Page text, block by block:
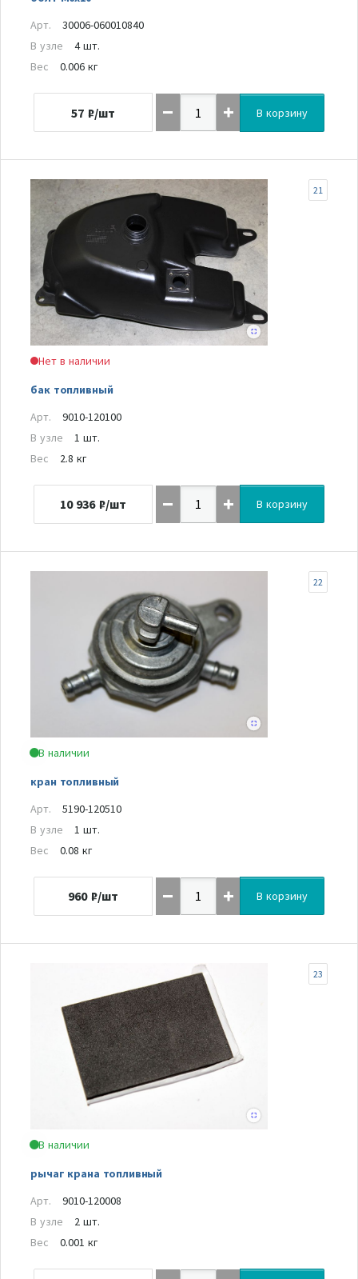
Арт.
30006-060010840
В узле
4 шт.
Вес
0.006 кг
57 ₽/шт В корзину
Нет в наличии
бак топливный
21
Арт.
9010-120100
В узле
1 шт.
Вес
2.8 кг
10 936 ₽/шт В корзину
В наличии
кран топливный
22
Арт.
5190-120510
В узле
1 шт.
Вес
0.08 кг
960 ₽/шт В корзину
В наличии
рычаг крана топливный
23
Арт.
9010-120008
В узле
2 шт.
Вес
0.001 кг